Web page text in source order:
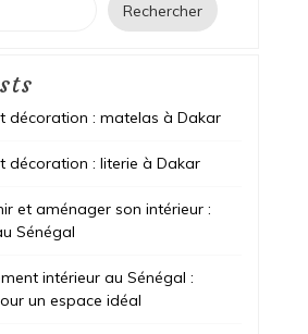
Rechercher
décoration : matelas à Dakar
décoration : literie à Dakar
et aménager son intérieur :
Sénégal
intérieur au Sénégal :
un espace idéal